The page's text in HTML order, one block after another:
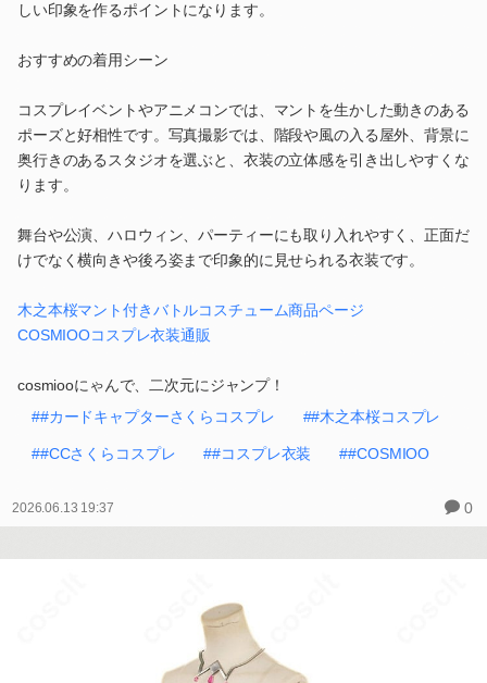
しい印象を作るポイントになります。
おすすめの着用シーン
コスプレイベントやアニメコンでは、マントを生かした動きのある
ポーズと好相性です。写真撮影では、階段や風の入る屋外、背景に
奥行きのあるスタジオを選ぶと、衣装の立体感を引き出しやすくな
ります。
舞台や公演、ハロウィン、パーティーにも取り入れやすく、正面だ
けでなく横向きや後ろ姿まで印象的に見せられる衣装です。
木之本桜マント付きバトルコスチューム商品ページ
COSMIOOコスプレ衣装通販
cosmiooにゃんで、二次元にジャンプ！
##カードキャプターさくらコスプレ
##木之本桜コスプレ
##CCさくらコスプレ ##コスプレ衣装 ##COSMIOO
2026.06.13 19:37 0